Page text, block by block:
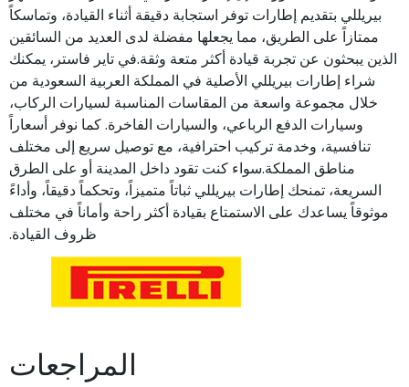
بيريللي بتقديم إطارات توفر استجابة دقيقة أثناء القيادة، وتماسكاً
ممتازاً على الطريق، مما يجعلها مفضلة لدى العديد من السائقين
الذين يبحثون عن تجربة قيادة أكثر متعة وثقة.في تاير فاستر، يمكنك
شراء إطارات بيريللي الأصلية في المملكة العربية السعودية من
خلال مجموعة واسعة من المقاسات المناسبة لسيارات الركاب،
وسيارات الدفع الرباعي، والسيارات الفاخرة. كما نوفر أسعاراً
تنافسية، وخدمة تركيب احترافية، مع توصيل سريع إلى مختلف
مناطق المملكة.سواء كنت تقود داخل المدينة أو على الطرق
السريعة، تمنحك إطارات بيريللي ثباتاً متميزاً، وتحكماً دقيقاً، وأداءً
موثوقاً يساعدك على الاستمتاع بقيادة أكثر راحة وأماناً في مختلف
ظروف القيادة.
المراجعات